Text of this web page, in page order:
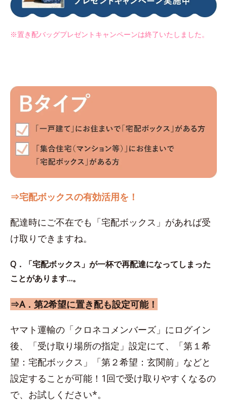
※置き配バッグプレゼントキャンペーンは終了いたしました。
⇒宅配ボックスの有効活用を！
配達時にご不在でも「宅配ボックス」があれば受
け取りできますね。
Q．「宅配ボックス」が一杯で再配達になってしまった
ことがあります…。
⇒A．第2希望に置き配も設定可能！
ヤマト運輸の「クロネコメンバーズ」にログイン
後、「受け取り場所の指定」設定にて、「第１希
望：宅配ボックス」「第２希望：玄関前」などと
設定することが可能！1回で受け取りやすくなるの
で、お試しください*。